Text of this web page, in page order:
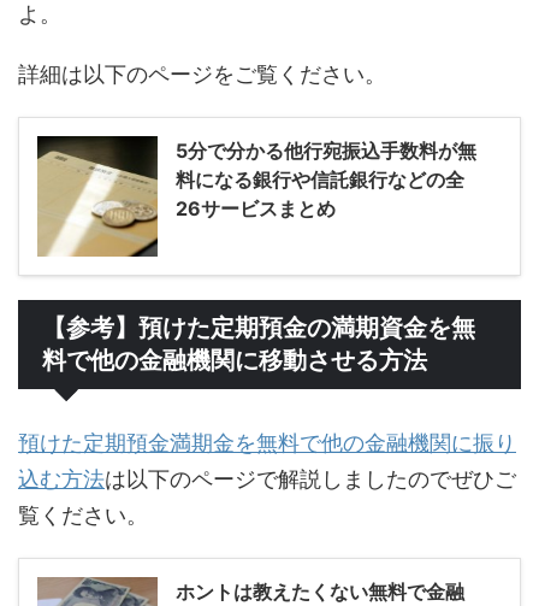
よ。
詳細は以下のページをご覧ください。
5分で分かる他行宛振込手数料が無
料になる銀行や信託銀行などの全
26サービスまとめ
【参考】預けた定期預金の満期資金を無
料で他の金融機関に移動させる方法
預けた定期預金満期金を無料で他の金融機関に振り
込む方法は以下のページで解説しましたのでぜひご
覧ください。
ホントは教えたくない無料で金融